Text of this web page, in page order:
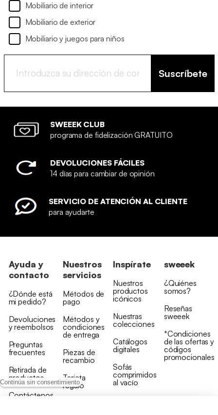
Continúa sin consentimiento
Mobiliario de interior
Mobiliario de exterior
Mobiliario y juegos para niños
Suscríbete
SWEEEK CLUB
programa de fidelización GRATUITO
DEVOLUCIONES FÁCILES
14 días para cambiar de opinión
SERVICIO DE ATENCIÓN AL CLIENTE
para ayudarte
Ayuda y
contacto
¿Dónde está
mi pedido?
Devoluciones
y reembolsos
Preguntas
frecuentes
Retirada de
productos
Contáctenos
Nuestros
servicios
Métodos de
pago
Métodos y
condiciones
de entrega
Piezas de
recambio
Tarjeta
regalo
Inspírate
Nuestros
productos
icónicos
Nuestras
colecciones
Catálogos
digitales
Sofás
comprimidos
al vacío
sweeek
¿Quiénes
somos?
Reseñas
sweeek
*Condiciones
de las ofertas y
códigos
promocionales